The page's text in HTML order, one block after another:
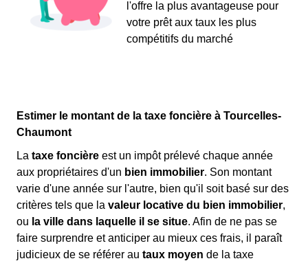
l'offre la plus avantageuse pour
votre prêt aux taux les plus
compétitifs du marché
Estimer le montant de la taxe foncière à Tourcelles-
Chaumont
La taxe foncière est un impôt prélevé chaque année
aux propriétaires d'un bien immobilier. Son montant
varie d'une année sur l'autre, bien qu'il soit basé sur des
critères tels que la valeur locative du bien immobilier,
ou la ville dans laquelle il se situe. Afin de ne pas se
faire surprendre et anticiper au mieux ces frais, il paraît
judicieux de se référer au taux moyen de la taxe